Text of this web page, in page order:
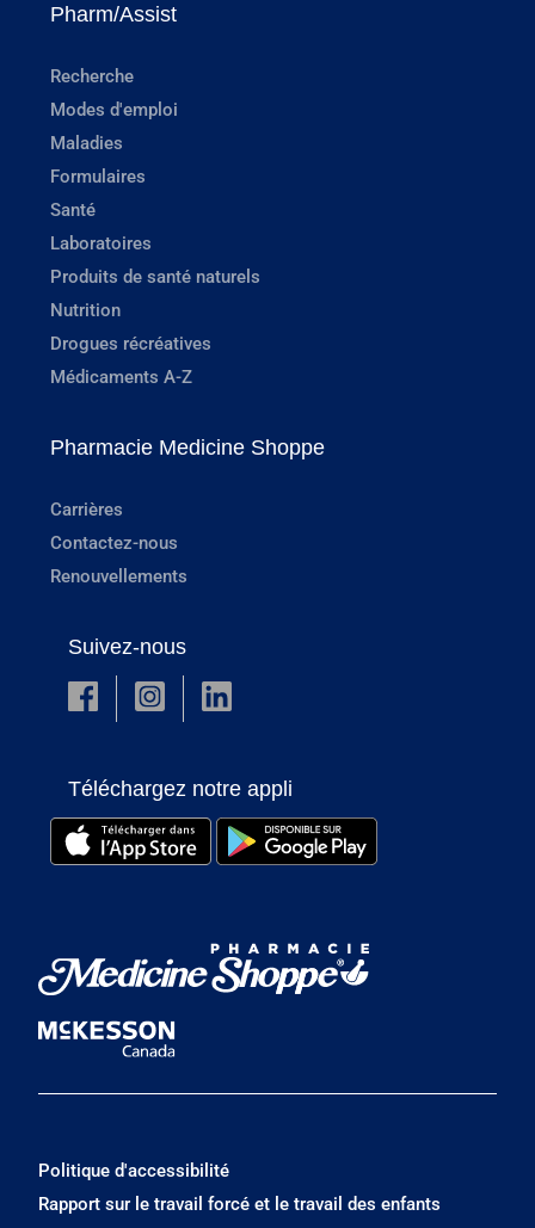
Pharm/Assist
Recherche
Modes d'emploi
Maladies
Formulaires
Santé
Laboratoires
Produits de santé naturels
Nutrition
Drogues récréatives
Médicaments A-Z
Pharmacie Medicine Shoppe
Carrières
Contactez-nous
Renouvellements
Suivez-nous
Téléchargez notre appli
Politique d'accessibilité
Rapport sur le travail forcé et le travail des enfants